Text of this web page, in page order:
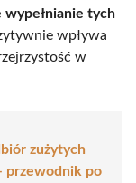
tych
wpływa
w
zużytych
przewodnik po